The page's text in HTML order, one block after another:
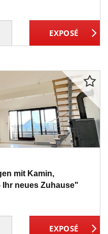
mit Kamin,
Ihr neues Zuhause"